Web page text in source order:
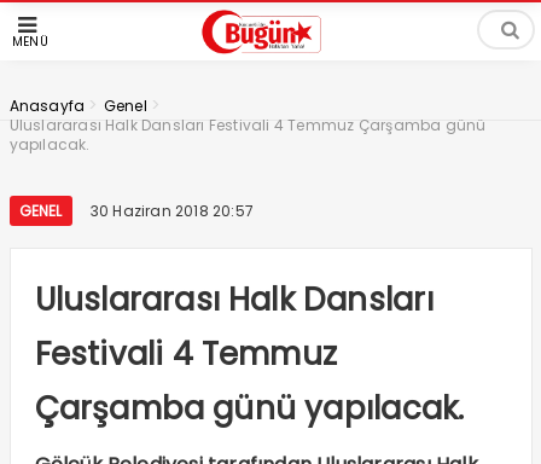
MENÜ
Anasayfa > Genel >
Uluslararası Halk Dansları Festivali 4 Temmuz Çarşamba günü
yapılacak.
GENEL 30 Haziran 2018 20:57
Uluslararası Halk Dansları
Festivali 4 Temmuz
Çarşamba günü yapılacak.